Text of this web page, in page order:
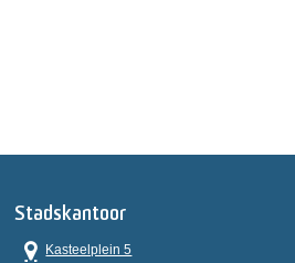
Stadskantoor
Kasteelplein 5